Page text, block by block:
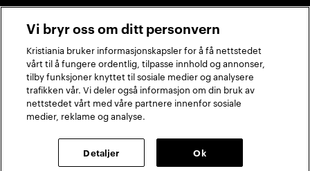
Sosiale medier
FacebookInstagramLinkedInTikTok
2026 © Kristiania
Vi bryr oss om ditt personvern
Kristiania bruker informasjonskapsler for å få nettstedet
vårt til å fungere ordentlig, tilpasse innhold og annonser,
tilby funksjoner knyttet til sosiale medier og analysere
trafikken vår. Vi deler også informasjon om din bruk av
nettstedet vårt med våre partnere innenfor sosiale
medier, reklame og analyse.
Detaljer Ok